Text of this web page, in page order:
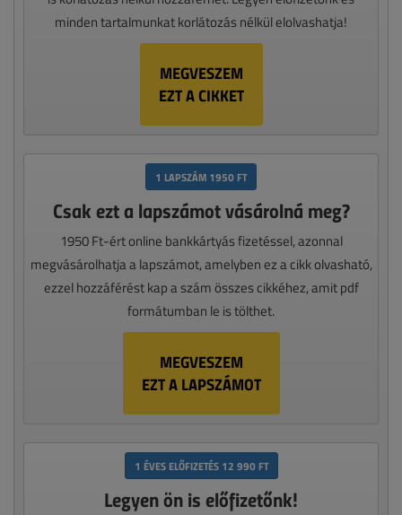
minden tartalmunkat korlátozás nélkül elolvashatja!
MEGVESZEM
EZT A CIKKET
1 LAPSZÁM 1950 FT
Csak ezt a lapszámot vásárolná meg?
1950 Ft-ért online bankkártyás fizetéssel, azonnal
megvásárolhatja a lapszámot, amelyben ez a cikk olvasható,
ezzel hozzáférést kap a szám összes cikkéhez, amit pdf
formátumban le is tölthet.
MEGVESZEM
EZT A LAPSZÁMOT
1 ÉVES ELŐFIZETÉS 12 990 FT
Legyen ön is előfizetőnk!